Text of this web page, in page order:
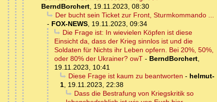
BerndBorchert, 19.11.2023, 08:30
Der bucht sein Ticket zur Front, Sturmkommando ...
- FOX-NEWS, 19.11.2023, 09:34
Die Frage ist: In wievielen Köpfen ist diese
Einsicht da, dass der Krieg sinnlos ist und die
Soldaten für Nichts ihr Leben opfern. Bei 20%, 50%,
oder 80% der Ukrainer? owT - BerndBorchert,
19.11.2023, 10:41
Diese Frage ist kaum zu beantworten - helmut-
1, 19.11.2023, 22:38
Dass die Bestrafung von Kriegskritik so